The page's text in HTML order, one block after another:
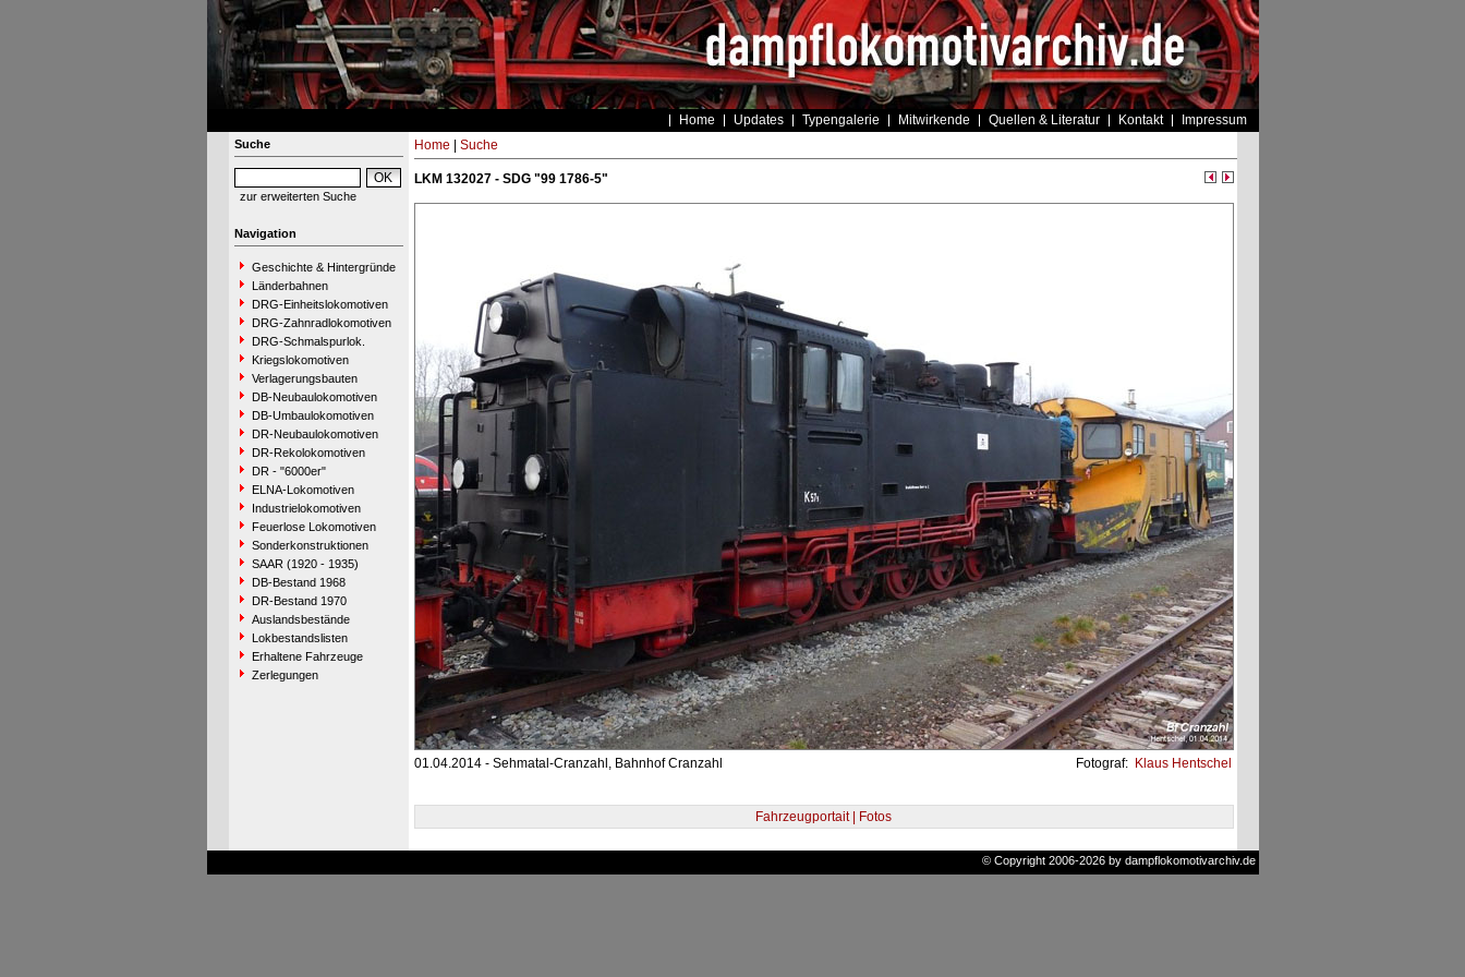
Home Updates Typengalerie Mitwirkende Quellen & Literatur Kontakt Impressum
Suche
zur erweiterten Suche
Navigation
Geschichte & Hintergründe
Länderbahnen
DRG-Einheitslokomotiven
DRG-Zahnradlokomotiven
DRG-Schmalspurlok.
Kriegslokomotiven
Verlagerungsbauten
DB-Neubaulokomotiven
DB-Umbaulokomotiven
DR-Neubaulokomotiven
DR-Rekolokomotiven
DR - "6000er"
ELNA-Lokomotiven
Industrielokomotiven
Feuerlose Lokomotiven
Sonderkonstruktionen
SAAR (1920 - 1935)
DB-Bestand 1968
DR-Bestand 1970
Auslandsbestände
Lokbestandslisten
Erhaltene Fahrzeuge
Zerlegungen
Home Suche
LKM 132027 - SDG "99 1786-5"
01.04.2014 - Sehmatal-Cranzahl, Bahnhof Cranzahl Fotograf: Klaus Hentschel
Fahrzeugportait | Fotos
© Copyright 2006-2026 by dampflokomotivarchiv.de